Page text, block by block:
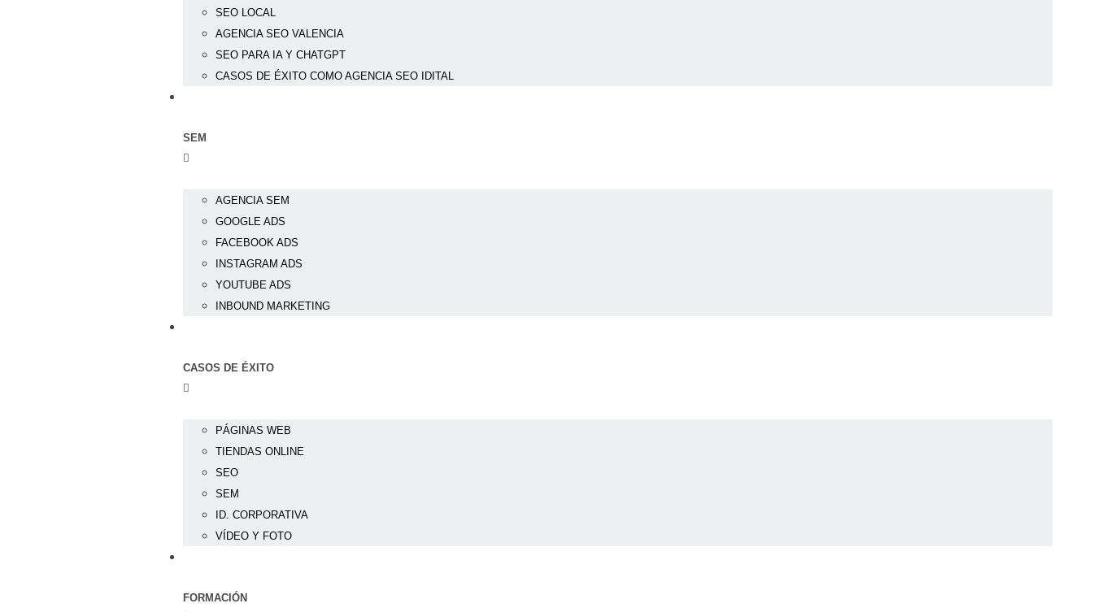
SEO LOCAL
AGENCIA SEO VALENCIA
SEO PARA IA Y CHATGPT
CASOS DE ÉXITO COMO AGENCIA SEO IDITAL
SEM
AGENCIA SEM
GOOGLE ADS
FACEBOOK ADS
INSTAGRAM ADS
YOUTUBE ADS
INBOUND MARKETING
CASOS DE ÉXITO
PÁGINAS WEB
TIENDAS ONLINE
SEO
SEM
ID. CORPORATIVA
VÍDEO Y FOTO
FORMACIÓN